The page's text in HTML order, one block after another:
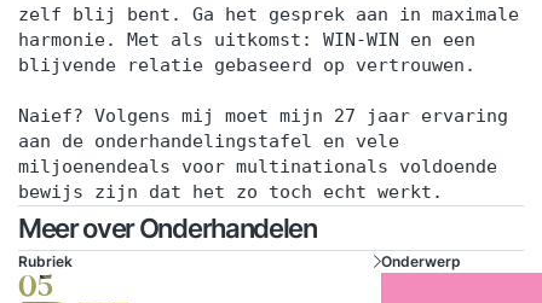
zelf blij bent. Ga het gesprek aan in maximale
harmonie. Met als uitkomst: WIN-WIN en een
blijvende relatie gebaseerd op vertrouwen.
Naief? Volgens mij moet mijn 27 jaar ervaring
aan de onderhandelingstafel en vele
miljoenendeals voor multinationals voldoende
bewijs zijn dat het zo toch echt werkt.
Meer over Onderhandelen
Rubriek
05
Onderwerp